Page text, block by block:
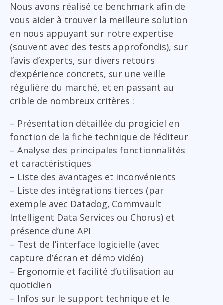
Nous avons réalisé ce benchmark afin de
vous aider à trouver la meilleure solution
en nous appuyant sur notre expertise
(souvent avec des tests approfondis), sur
l’avis d’experts, sur divers retours
d’expérience concrets, sur une veille
régulière du marché, et en passant au
crible de nombreux critères :
– Présentation détaillée du progiciel en
fonction de la fiche technique de l’éditeur
– Analyse des principales fonctionnalités
et caractéristiques
– Liste des avantages et inconvénients
– Liste des intégrations tierces (par
exemple avec Datadog, Commvault
Intelligent Data Services ou Chorus) et
présence d’une API
– Test de l’interface logicielle (avec
capture d’écran et démo vidéo)
– Ergonomie et facilité d’utilisation au
quotidien
– Infos sur le support technique et le